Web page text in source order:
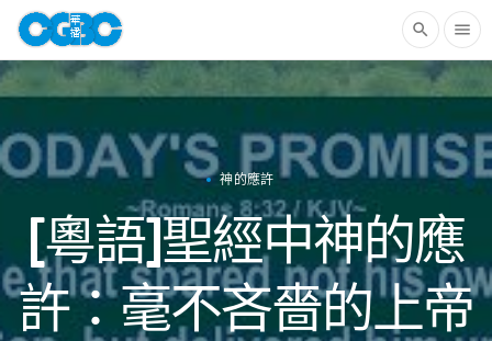
search menu
神的應許
[粵語]聖經中神的應
許：毫不吝嗇的上帝